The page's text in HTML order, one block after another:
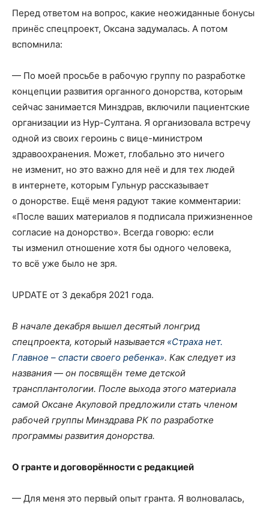
Перед ответом на вопрос, какие неожиданные бонусы
принёс спецпроект, Оксана задумалась. А потом
вспомнила:
— По моей просьбе в рабочую группу по разработке
концепции развития органного донорства, которым
сейчас занимается Минздрав, включили пациентские
организации из Нур-Султана. Я организовала встречу
одной из своих героинь с вице-министром
здравоохранения. Может, глобально это ничего
не изменит, но это важно для неё и для тех людей
в интернете, которым Гульнур рассказывает
о донорстве. Ещё меня радуют такие комментарии:
«После ваших материалов я подписала прижизненное
согласие на донорство». Всегда говорю: если
ты изменил отношение хотя бы одного человека,
то всё уже было не зря.
UPDATE от 3 декабря 2021 года.
В начале декабря вышел десятый лонгрид
спецпроекта, который называется «Страха нет.
Главное – спасти своего ребенка». Как следует из
названия — он посвящён теме детской
трансплантологии. После выхода этого материала
самой Оксане Акуловой предложили стать членом
рабочей группы Минздрава РК по разработке
программы развития донорства.
О гранте и договорённости с редакцией
— Для меня это первый опыт гранта. Я волновалась,